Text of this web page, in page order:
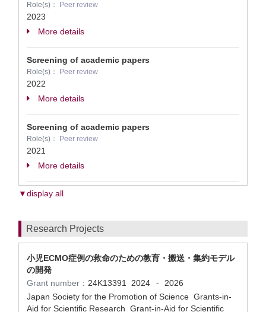
Role(s)： Peer review
2023
More details
Screening of academic papers
Role(s)： Peer review
2022
More details
Screening of academic papers
Role(s)： Peer review
2021
More details
▼display all
Research Projects
小児ECMO症例の救命のための教育・搬送・集約モデル
の開発
Grant number： 24K13391 2024 -
2026
Japan Society for the Promotion of Science Grants-in-
Aid for Scientific Research Grant-in-Aid for Scientific